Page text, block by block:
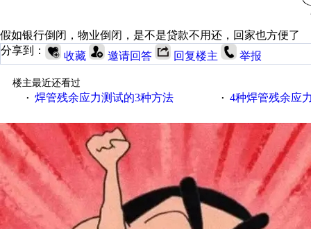
假如银行倒闭，物业倒闭，是不是贷款不用还，回家也方便了
分享到：
收藏 邀请回答 回复楼主 举报
楼主最近还看过
· 焊管残余应力测试的3种方法 · 4种焊管残余应